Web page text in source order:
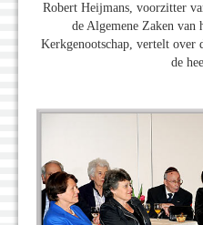
Robert Heijmans, voorzitter
de Algemene Zaken van
Kerkgenootschap, vertelt over
de